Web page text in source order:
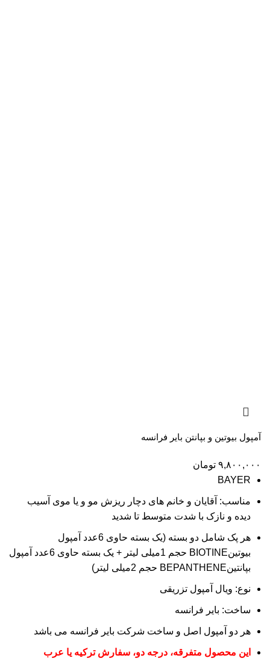
آمپول بیوتین و بپانتن بایر فرانسه
۹,۸۰۰,۰۰۰ تومان
BAYER
مناسب: آقایان و خانم های دچار ریزش مو و یا موی آسیب
دیده و نازک با شدت متوسط تا شدید
هر پک شامل دو بسته (یک بسته حاوی 6عدد آمپول
بیوتینBIOTINE حجم 1میلی لیتر + یک بسته حاوی 6عدد آمپول
بپانتینBEPANTHENE حجم 2میلی لیتر)
نوع: ویال آمپول تزریقی
ساخت: بایر فرانسه
هر دو آمپول اصل و ساخت شرکت بایر فرانسه می باشد
این محصول متفرقه، درجه دو، سفارش ترکیه یا عرب